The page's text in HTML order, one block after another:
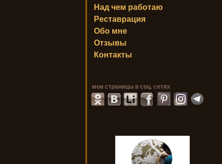
Над чем работаю
Реставрация
Обо мне
Отзывы
Контакты
мои страницы в соц. сетях